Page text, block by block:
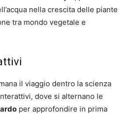
nella crescita delle piante
tra mondo vegetale e
il viaggio dentro la scienza
dove si alternano le
per approfondire in prima